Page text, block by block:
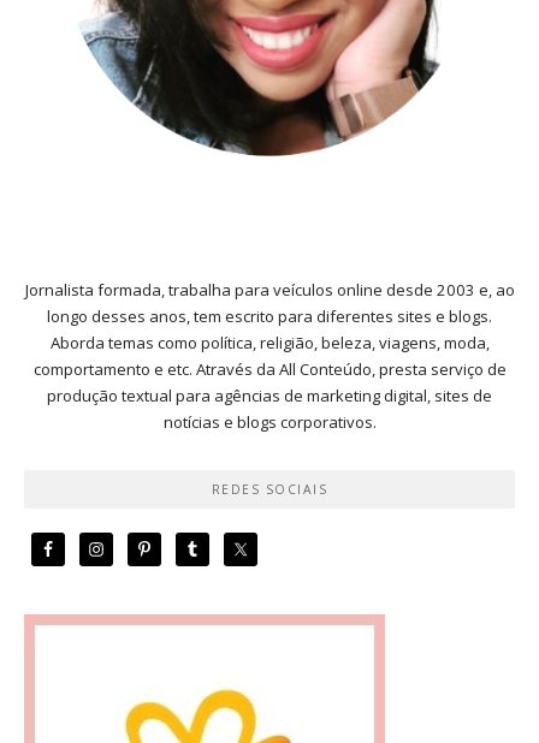
Jornalista formada, trabalha para veículos online desde 2003 e, ao
longo desses anos, tem escrito para diferentes sites e blogs.
Aborda temas como política, religião, beleza, viagens, moda,
comportamento e etc. Através da All Conteúdo, presta serviço de
produção textual para agências de marketing digital, sites de
notícias e blogs corporativos.
REDES SOCIAIS